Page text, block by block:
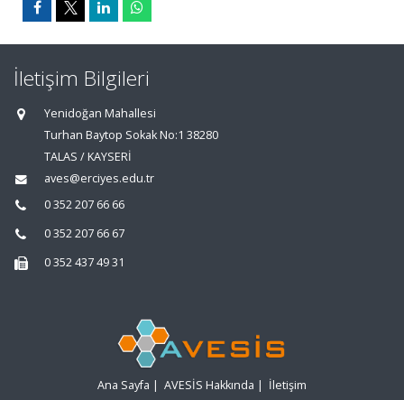
İletişim Bilgileri
Yenidoğan Mahallesi
Turhan Baytop Sokak No:1 38280
TALAS / KAYSERİ
aves@erciyes.edu.tr
0 352 207 66 66
0 352 207 66 67
0 352 437 49 31
Ana Sayfa | AVESİS Hakkında | İletişim